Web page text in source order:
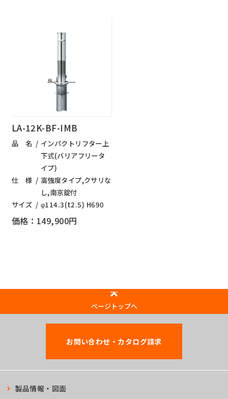
LA-12K-BF-IMB
品 名
インパクトリフター上
下式(バリアフリータ
イプ)
仕 様
高強度タイプ,クサリな
し,南京錠付
サイズ
φ114.3(t2.5) H690
価格：149,900円
ページトップへ
製品情報・図面
お問い合わせ・カタログ請求